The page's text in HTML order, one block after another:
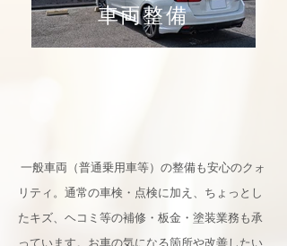
​車両整備
一般車両（普通乗用車等）の整備も安心のクォ
リティ。通常の車検・点検に加え、ちょっとし
たキズ、ヘコミ等の補修・板金・塗装業務も承
っています。お車の気になる箇所や改善したい